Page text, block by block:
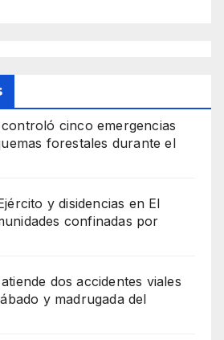
cinco emergencias
forestales durante el
y disidencias en El
confinadas por
dos accidentes viales
y madrugada del